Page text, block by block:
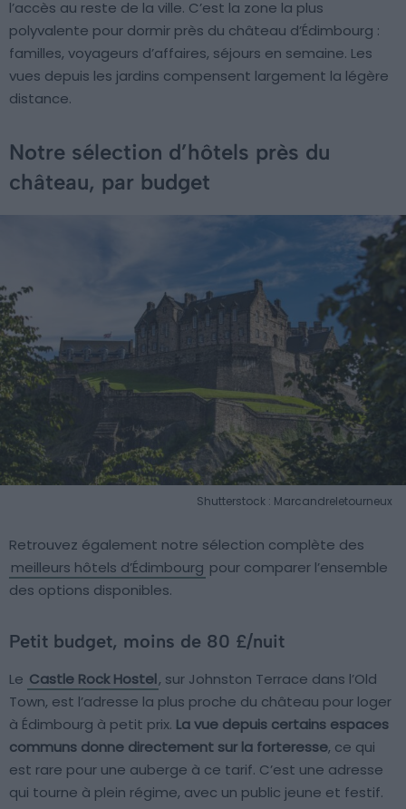
l’accès au reste de la ville. C’est la zone la plus
polyvalente pour dormir près du château d’Édimbourg :
familles, voyageurs d’affaires, séjours en semaine. Les
vues depuis les jardins compensent largement la légère
distance.
Notre sélection d’hôtels près du
château, par budget
Shutterstock : Marcandreletourneux
Retrouvez également notre sélection complète des
meilleurs hôtels d’Édimbourg pour comparer l’ensemble
des options disponibles.
Petit budget, moins de 80 £/nuit
Le Castle Rock Hostel, sur Johnston Terrace dans l’Old
Town, est l’adresse la plus proche du château pour loger
à Édimbourg à petit prix. La vue depuis certains espaces
communs donne directement sur la forteresse, ce qui
est rare pour une auberge à ce tarif. C’est une adresse
qui tourne à plein régime, avec un public jeune et festif.